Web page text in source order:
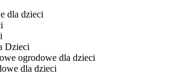
dla dzieci
Dzieci
ogrodowe dla dzieci
dla dzieci